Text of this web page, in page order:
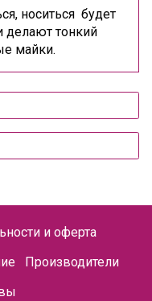
носиться будет
делают тонкий
майки.
и оферта
Производители